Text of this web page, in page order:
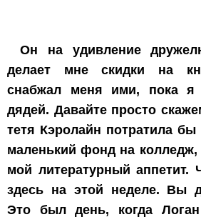
Он на удивление
делает мне скидки на
снабжал меня ими, пока
дядей. Давайте просто
тетя Кэролайн потратила
маленький фонд на колледж,
мой литературный
здесь на этой неделе. Вы
Это был день, когда